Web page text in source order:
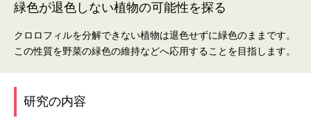
緑色が退色しない植物の可能性を探る
クロロフィルを分解できない植物は退色せずに緑色のままです。
この性質を野菜の緑色の維持などへ応用することを目指します。
研究の内容